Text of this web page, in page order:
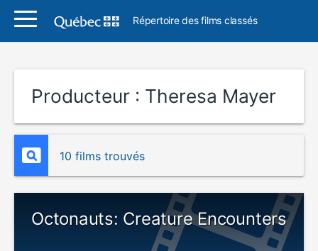
Répertoire des films classés
Producteur : Theresa Mayer
10 films trouvés
Octonauts: Creature Encounters